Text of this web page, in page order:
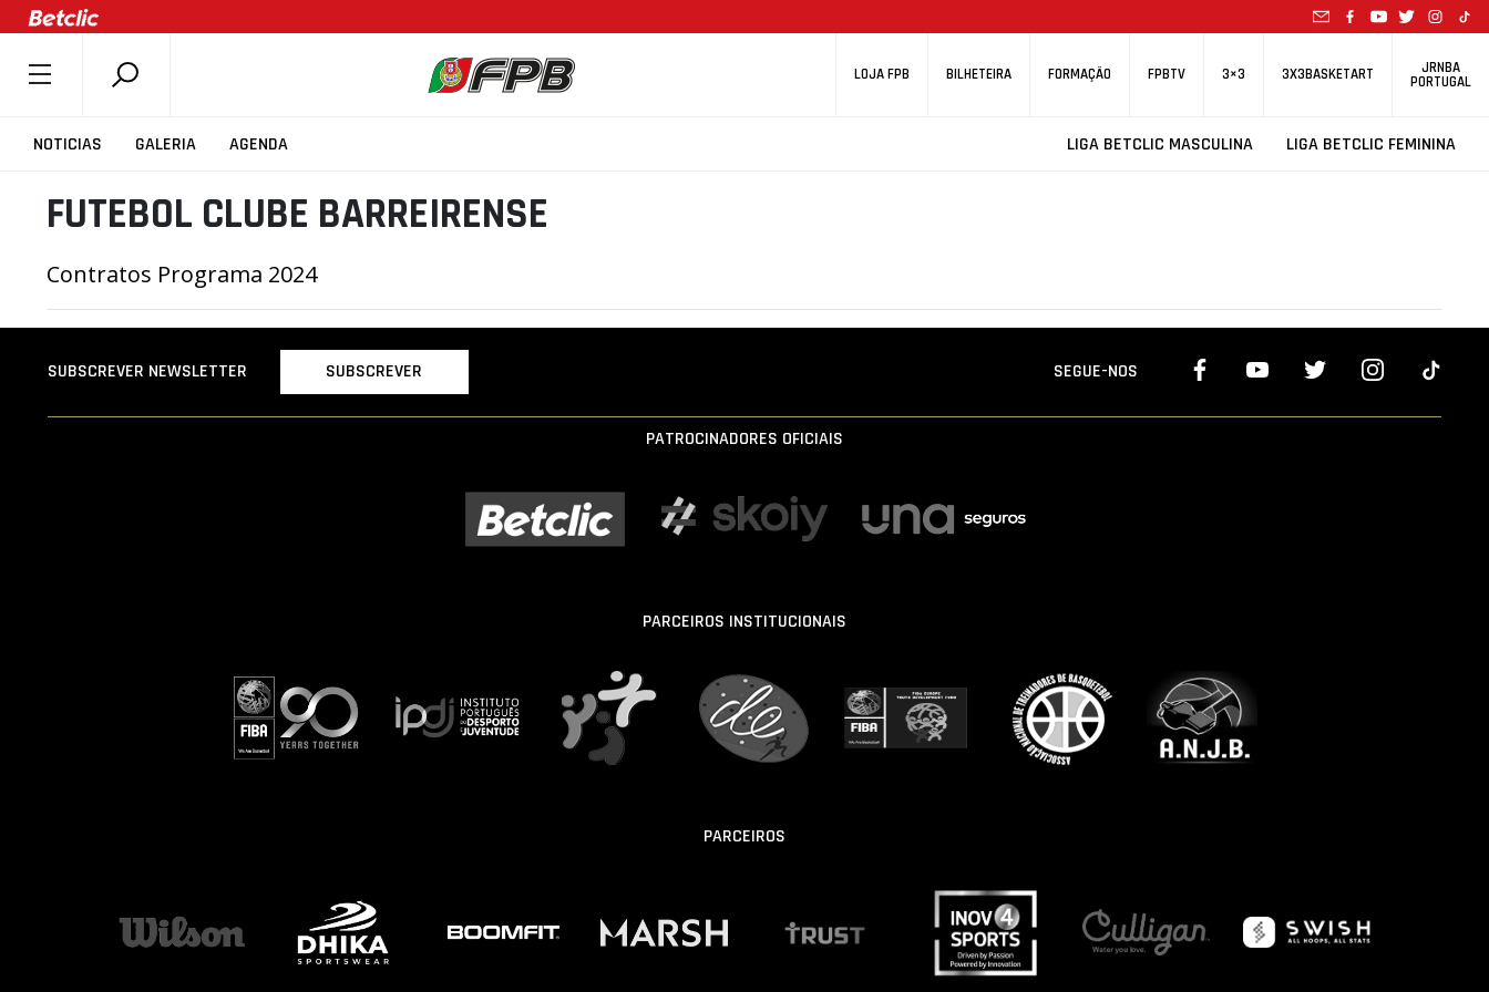
LOJA FPB BILHETEIRA FORMAÇÃO FPBTV 3×3 3X3BASKETART JRNBA
PORTUGAL
NOTICIAS GALERIA AGENDA LIGA BETCLIC MASCULINA LIGA BETCLIC FEMININA
SOBRE A FPB
ÚLTIMAS
ASSOCIAÇÕES
CLUBES
AGENTES
AGENDA
FUTEBOL CLUBE BARREIRENSE
Contratos Programa 2024
SUBSCREVER NEWSLETTER SUBSCREVER SEGUE-NOS
PATROCINADORES OFICIAIS
PARCEIROS INSTITUCIONAIS
PARCEIROS